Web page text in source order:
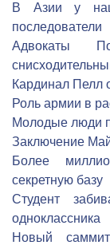
В Азии у
последователи
Адвокаты
Кардинал Пелл
Роль армии в
Молодые люди
Заключение
Более
секретную базу
Студент
одноклассника
Новый